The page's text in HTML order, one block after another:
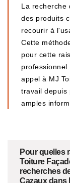
La recherche
des produits
recourir à
Cette
pour cette
appel à MJ
travail depuis
amples
Pour quelles
Toiture
recherches
Cazaux dans